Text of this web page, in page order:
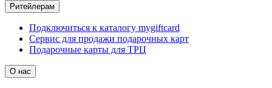
Ритейлерам
Подключиться к каталогу mygiftcard
Сервис для продажи подарочных карт
Подарочные карты для ТРЦ
О нас